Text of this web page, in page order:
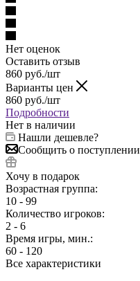
Нет оценок
Оставить отзыв
860 руб./шт
Варианты цен
860 руб./шт
Подробности
Нет в наличии
Нашли дешевле?
Сообщить о поступлении
Хочу в подарок
Возрастная группа:
10 - 99
Количество игроков:
2 - 6
Время игры, мин.:
60 - 120
Все характеристики